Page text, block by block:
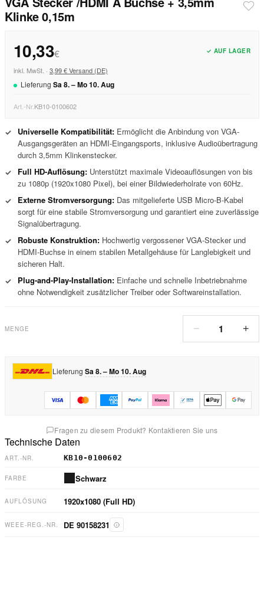
Klinke 0,15m
10,33€ ✓ AUF LAGER
inkl. MwSt. · 3,99 € Versand (DE)
Lieferung Sa8. –Mo10.Aug
Art.-Nr.KB10-0100602
✓ Universelle Kompatibilität: Ermöglicht die Anbindung von VGA-
Ausgangsgeräten an HDMI-Eingangsports, inklusive Audioübertragung
durch 3,5mm Klinkenstecker.
✓
Full HD-Auflösung: Unterstützt maximale Videoauflösungen von bis
zu 1080p (1920x1080 Pixel), bei einer Bildwiederholrate von 60Hz.
✓
Externe Stromversorgung: Das mitgelieferte USB Micro-B-Kabel
sorgt für eine stabile Stromversorgung und garantiert eine zuverlässige
Signalübertragung.
✓
Robuste Konstruktion: Hochwertig vergossener VGA-Stecker und
HDMI-Buchse in einem stabilen Metallgehäuse für Langlebigkeit und
sicheren Halt.
✓
Plug-and-Play-Installation: Einfache und schnelle Inbetriebnahme
ohne Notwendigkeit zusätzlicher Treiber oder Softwareinstallation.
MENGE − 1 +
Lieferung Sa 8. – Mo 10. Aug
Fragen zu diesem Produkt? Kontaktieren Sie uns
Technische Daten
ART.-NR. KB10-0100602
FARBE Schwarz
AUFLÖSUNG 1920x1080 (Full HD)
WEEE-REG.-NR. DE 90158231